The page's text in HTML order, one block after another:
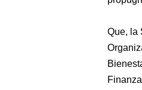
Que, la